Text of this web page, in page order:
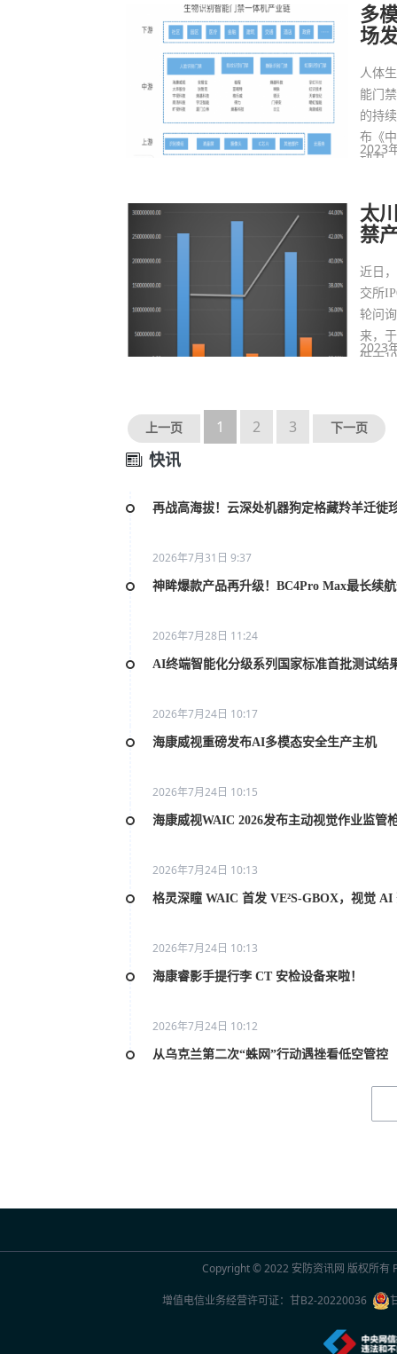
多
场
人体
能门
的持
布《
动力
2023
太
禁
近日
交所
轮问
来，
低于
2023
上一页 1 2 3 下一页
快讯
再战高海拔！云深处机器狗定格藏羚羊迁徙
2026年7月31日 9:37
神眸爆款产品再升级！BC4Pro Max最长续
2026年7月28日 11:24
AI终端智能化分级系列国家标准首批测试结
2026年7月24日 10:17
海康威视重磅发布AI多模态安全生产主机
2026年7月24日 10:15
海康威视WAIC 2026发布主动视觉作业监管
2026年7月24日 10:13
格灵深瞳 WAIC 首发 VE²S-GBOX，视觉 AI
2026年7月24日 10:13
海康睿影手提行李 CT 安检设备来啦！
2026年7月24日 10:12
从乌克兰第二次“蛛网”行动遇挫看低空管控
联合国官员点赞中国“人工智能+”行动：期
2026年7月20日 10:29
Copyright © 2022 安防资讯网 版权所有
增值电信业务经营许可证： 甘B2-20220036